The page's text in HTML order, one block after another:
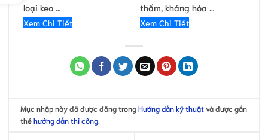
loại keo …
Xem Chi Tiết
thấm, kháng hóa …
Xem Chi Tiết
Mục nhập này đã được đăng trongHướng dẫn kỹ thuậtvà được gắn
thẻhướng dẫn thi công